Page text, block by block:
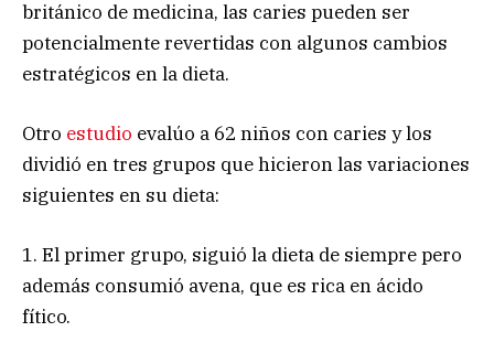
británico de medicina, las caries pueden ser
potencialmente revertidas con algunos cambios
estratégicos en la dieta.
Otro estudio evalúo a 62 niños con caries y los
dividió en tres grupos que hicieron las variaciones
siguientes en su dieta:
1. El primer grupo, siguió la dieta de siempre pero
además consumió avena, que es rica en ácido
fítico.